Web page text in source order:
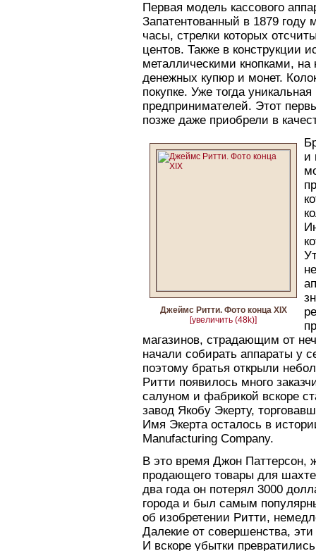
Первая модель кассового
Запатентованный в 1879 году
часы, стрелки которых
центов. Также в конструкции
металлическими кнопками,
денежных купюр и монет.
покупке. Уже тогда
предпринимателей. Этот
позже даже приобрели в
Джеймс Ритти. Фото конца XIX
[увеличить (48k)]
и
магазинов, страдающим от
начали собирать аппараты у
поэтому братья открыли
Ритти появилось много
салуном и фабрикой вскоре
завод Якобу Экерту,
Имя Экерта осталось в
Manufacturing Company.
В это время Джон Паттерсон,
продающего товары для
два года он потерял 3000
города и был самым
об изобретении Ритти,
Далекие от совершенства,
И вскоре убытки